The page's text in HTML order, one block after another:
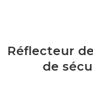
Réflecteur
de